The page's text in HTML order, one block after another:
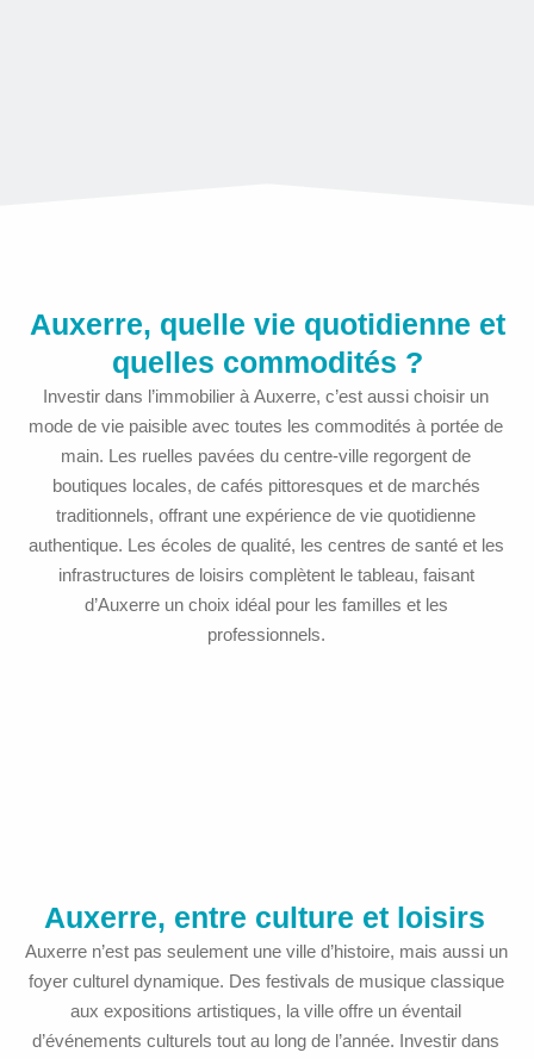
Auxerre, quelle vie quotidienne et
quelles commodités ?
Investir dans l’immobilier à Auxerre, c’est aussi choisir un
mode de vie paisible avec toutes les commodités à portée de
main. Les ruelles pavées du centre-ville regorgent de
boutiques locales, de cafés pittoresques et de marchés
traditionnels, offrant une expérience de vie quotidienne
authentique. Les écoles de qualité, les centres de santé et les
infrastructures de loisirs complètent le tableau, faisant
d’Auxerre un choix idéal pour les familles et les
professionnels.
Auxerre, entre culture et loisirs
Auxerre n’est pas seulement une ville d’histoire, mais aussi un
foyer culturel dynamique. Des festivals de musique classique
aux expositions artistiques, la ville offre un éventail
d’événements culturels tout au long de l’année. Investir dans